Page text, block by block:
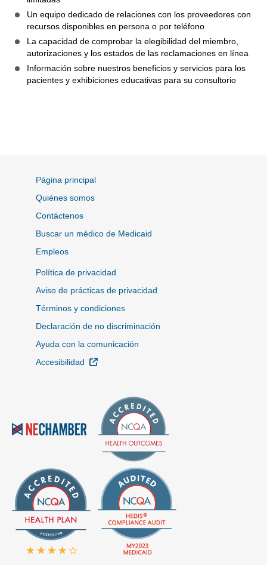
Un equipo dedicado de relaciones con los proveedores con
recursos disponibles en persona o por teléfono
La capacidad de comprobar la elegibilidad del miembro,
autorizaciones y los estados de las reclamaciones en línea
Información sobre nuestros beneficios y servicios para los
pacientes y exhibiciones educativas para su consultorio
Página principal
Quiénes somos
Contáctenos
Buscar un médico de Medicaid
Empleos
Política de privacidad
Aviso de prácticas de privacidad
Términos y condiciones
Declaración de no discriminación
Ayuda con la comunicación
Accesibilidad
Sitio Externo